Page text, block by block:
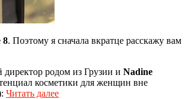
8. Поэтому я сначала вкратце расскажу вам
директор родом из Грузии и Nadine
косметики для женщин вне
Читать далее